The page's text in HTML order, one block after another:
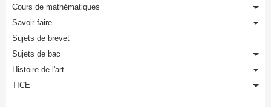
Cours de mathématiques
Savoir faire.
Sujets de brevet
Sujets de bac
Histoire de l'art
TICE